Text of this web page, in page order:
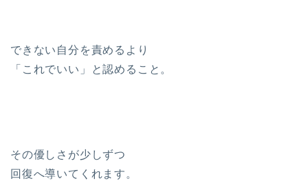
できない自分を責めるより
「これでいい」と認めること。
その優しさが少しずつ
回復へ導いてくれます。